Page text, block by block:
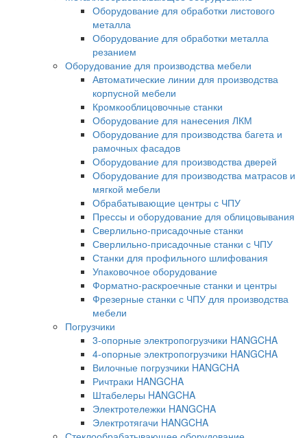
Оборудование для обработки листового
металла
Оборудование для обработки металла
резанием
Оборудование для производства мебели
Автоматические линии для производства
корпусной мебели
Кромкооблицовочные станки
Оборудование для нанесения ЛКМ
Оборудование для производства багета и
рамочных фасадов
Оборудование для производства дверей
Оборудование для производства матрасов и
мягкой мебели
Обрабатывающие центры с ЧПУ
Прессы и оборудование для облицовывания
Сверлильно-присадочные станки
Сверлильно-присадочные станки с ЧПУ
Станки для профильного шлифования
Упаковочное оборудование
Форматно-раскроечные станки и центры
Фрезерные станки с ЧПУ для производства
мебели
Погрузчики
3-опорные электропогрузчики HANGCHA
4-опорные электропогрузчики HANGCHA
Вилочные погрузчики HANGCHA
Ричтраки HANGCHA
Штабелеры HANGCHA
Электротележки HANGCHA
Электротягачи HANGCHA